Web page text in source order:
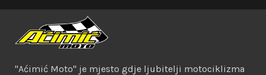
"Aćimić Moto" je mjesto gdje ljubitelji motociklizma